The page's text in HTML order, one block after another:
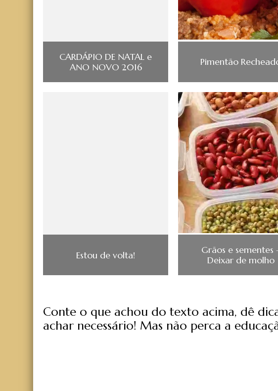
CARDÁPIO DE NATAL e
ANO NOVO 2016
Pimentão
Estou de volta!
Grãos e sementes
Deixar de molho
Conte o que achou do texto acima, dê
achar necessário! Mas não perca a